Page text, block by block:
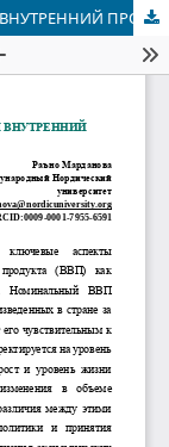
НОМИНАЛЬНЫЙ И РЕАЛЬНЫЙ ВАЛОВЫЙ ВНУТРЕННИЙ ПРОДУКТ